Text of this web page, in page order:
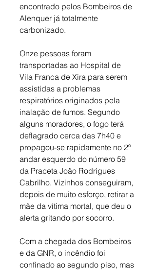
encontrado pelos Bombeiros de
Alenquer já totalmente
carbonizado.
Onze pessoas foram
transportadas ao Hospital de
Vila Franca de Xira para serem
assistidas a problemas
respiratórios originados pela
inalação de fumos. Segundo
alguns moradores, o fogo terá
deflagrado cerca das 7h40 e
propagou-se rapidamente no 2º
andar esquerdo do número 59
da Praceta João Rodrigues
Cabrilho. Vizinhos conseguiram,
depois de muito esforço, retirar a
mãe da vítima mortal, que deu o
alerta gritando por socorro.
Com a chegada dos Bombeiros
e da GNR, o incêndio foi
confinado ao segundo piso, mas